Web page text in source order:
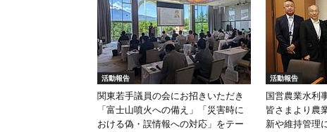
活動報告
関東若手議員の会にお招きいただき
「富士山噴火への備え」「災害時に
おける偽・誤情報への対応」をテー
活動報告
国営農業水利
皆さまより農
新や維持管理